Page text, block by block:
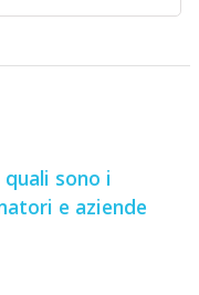
quali sono i
e aziende